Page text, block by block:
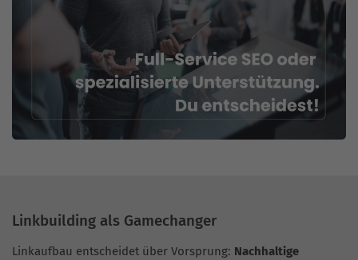
Linkbuilding als Gamechanger
Linkaufbau entscheidet über Vorsprung: Nachhaltige